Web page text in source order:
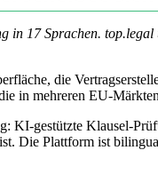
in 17 Sprachen.
die
in mehreren EU-
KI-gestützte Klausel-
Die Plattform ist